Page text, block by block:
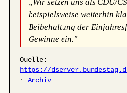
„Wir setzen uns als CDU/
beispielsweise weiterhin
Beibehaltung der
Gewinne ein."
Quelle:
https://
·Archiv